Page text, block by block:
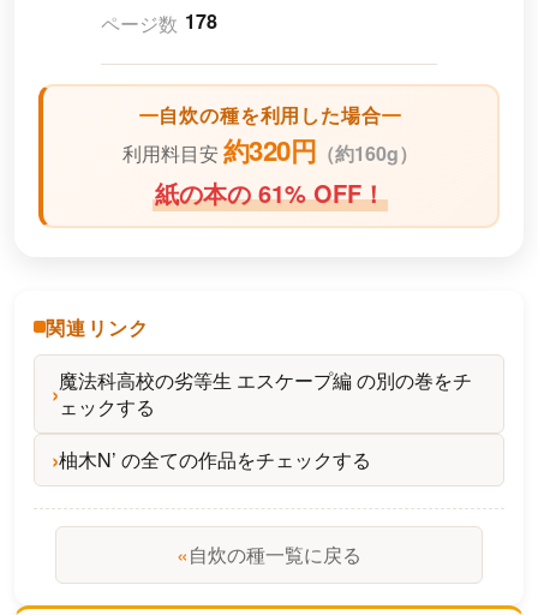
ページ数 178
自炊の種を利用した場合
利用料目安 約320円 （約160g）
紙の本の 61% OFF！
関連リンク
魔法科高校の劣等生 エスケープ編 の別の巻をチ
ェックする
柚木N’ の全ての作品をチェックする
«自炊の種一覧に戻る